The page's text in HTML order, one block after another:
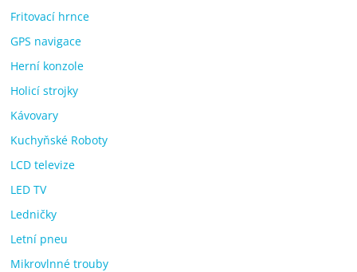
Fritovací hrnce
GPS navigace
Herní konzole
Holicí strojky
Kávovary
Kuchyňské Roboty
LCD televize
LED TV
Ledničky
Letní pneu
Mikrovlnné trouby